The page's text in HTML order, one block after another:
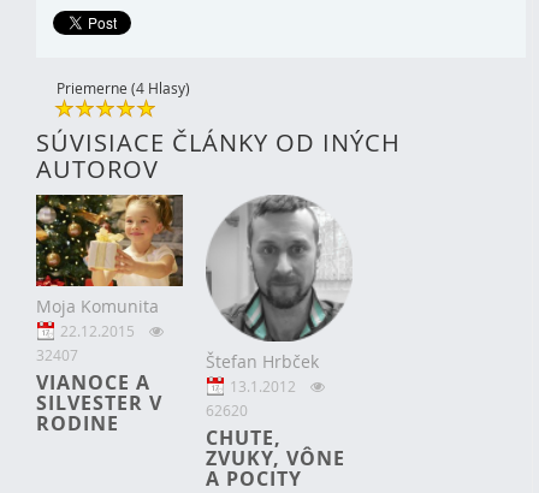
Priemerne (4 Hlasy)
SÚVISIACE ČLÁNKY OD INÝCH
AUTOROV
Moja Komunita
22.12.2015
32407
VIANOCE A
SILVESTER V
RODINE
Štefan Hrbček
13.1.2012
62620
CHUTE,
ZVUKY, VÔNE
A POCITY